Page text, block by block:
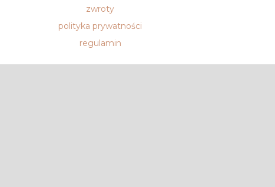
zwroty
polityka prywatności
regulamin